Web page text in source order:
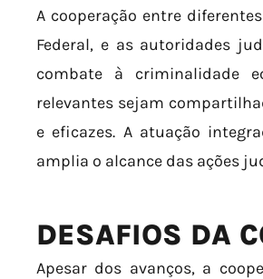
A cooperação entre
Federal, e as autoridades
combate à criminalidade
relevantes sejam
e eficazes. A atuação
amplia o alcance das ações
DESAFIOS DA
Apesar dos avanços, a